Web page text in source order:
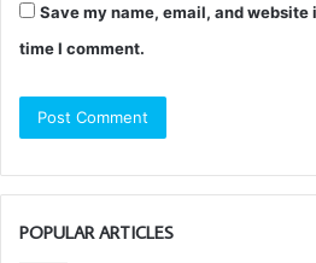
Save my name, email, and
time I comment.
POPULAR ARTICLES